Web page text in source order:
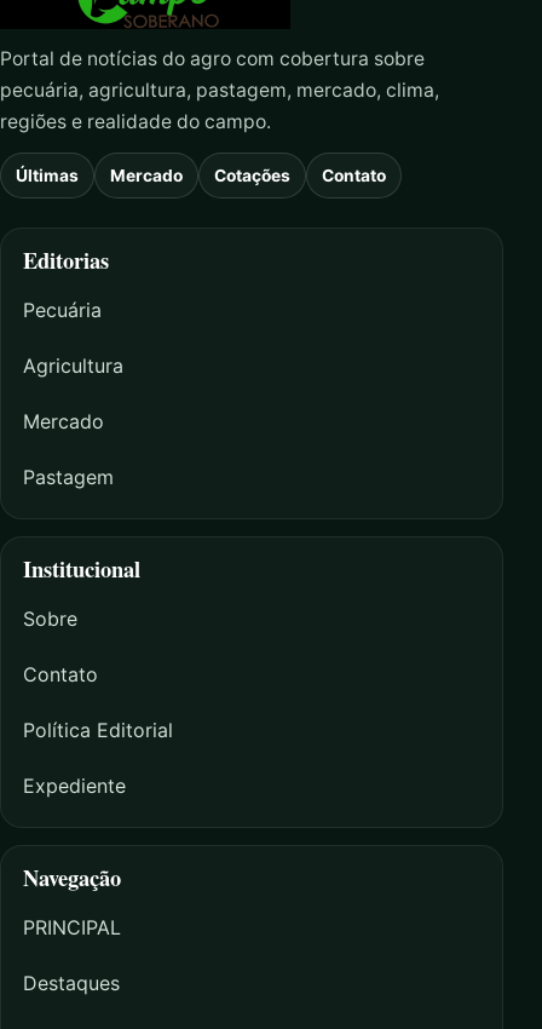
Portal de notícias do agro com cobertura sobre
pecuária, agricultura, pastagem, mercado, clima,
regiões e realidade do campo.
Últimas Mercado Cotações Contato
Editorias
Pecuária
Agricultura
Mercado
Pastagem
Institucional
Sobre
Contato
Política Editorial
Expediente
Navegação
PRINCIPAL
Destaques